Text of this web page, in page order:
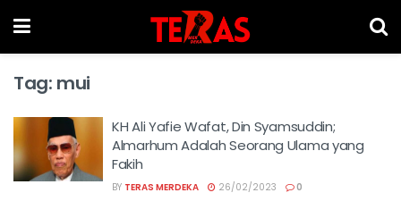
Tag: mui
KH Ali Yafie Wafat, Din Syamsuddin;
Almarhum Adalah Seorang Ulama yang
Fakih
BY TERAS MERDEKA 26/02/2023 0